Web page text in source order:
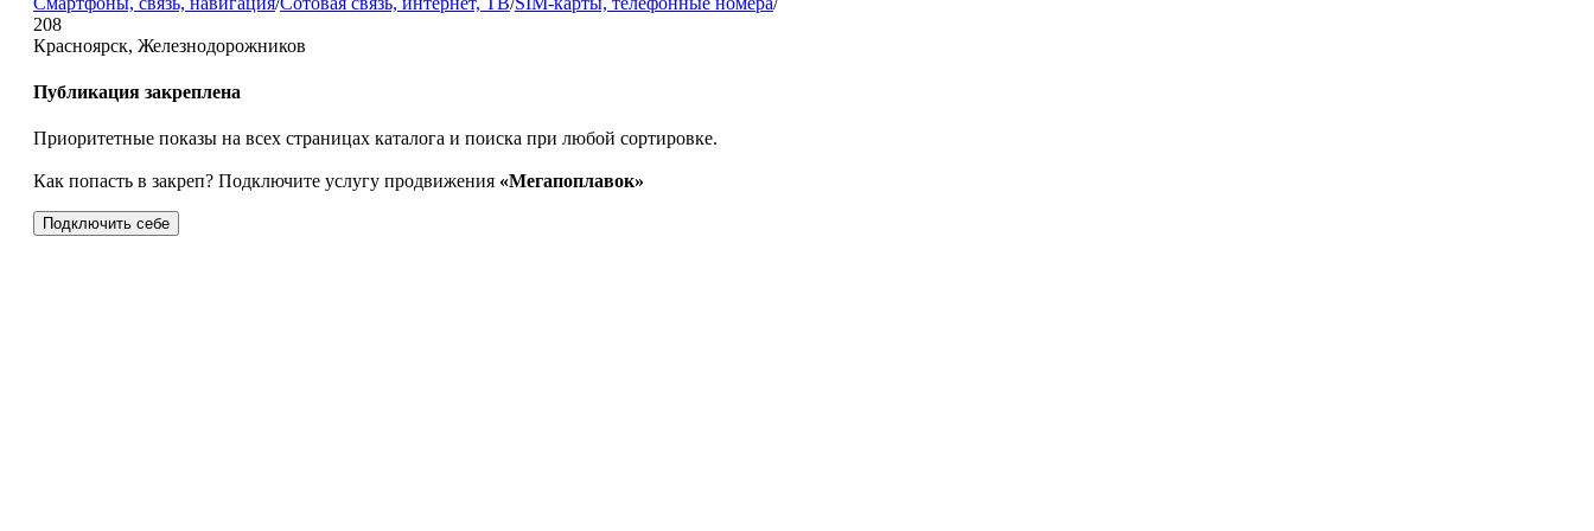
208
Красноярск, Железнодорожников
Публикация закреплена
Приоритетные показы на всех страницах каталога и поиска при любой сортировке.
Как попасть в закреп? Подключите услугу продвижения «Мегапоплавок»
Подключить себе